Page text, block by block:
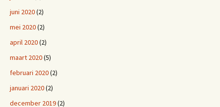
juni 2020(2)
mei 2020(2)
april 2020(2)
maart 2020(5)
februari 2020(2)
januari 2020(2)
december 2019(2)